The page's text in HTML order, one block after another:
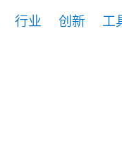
行业 创新 工